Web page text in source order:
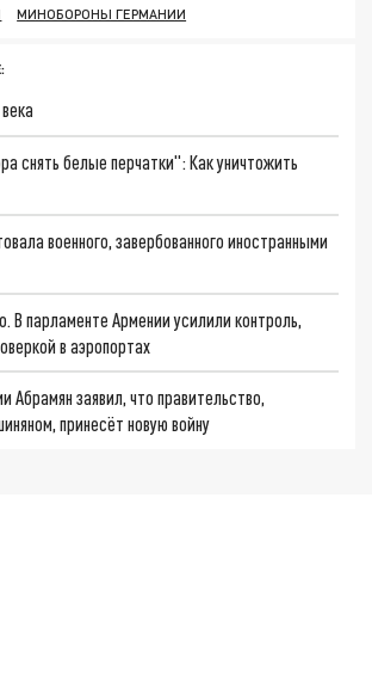
МИНОБОРОНЫ ГЕРМАНИИ
снять белые перчатки": Как уничтожить
военного, завербованного иностранными
В парламенте Армении усилили контроль,
в аэропортах
Абрамян заявил, что правительство,
принесёт новую войну